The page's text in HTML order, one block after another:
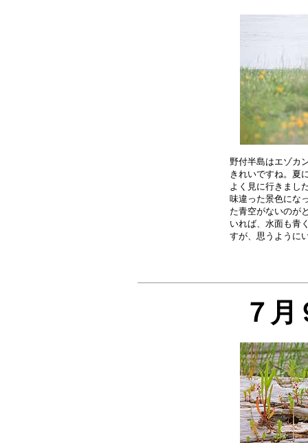
野付半島はエゾカ
きれいですね。夏
よく見に行きまし
味違った景色にな
た青空がないのが
いれば、水面も青
７